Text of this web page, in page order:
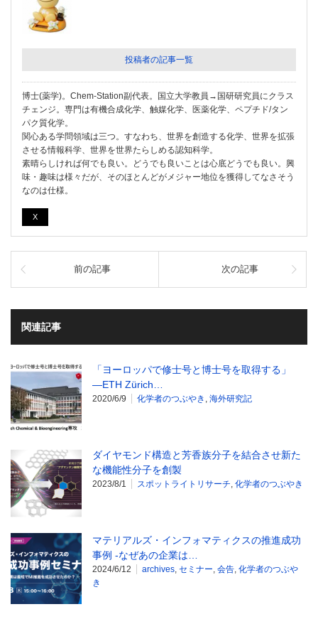
投稿者の記事一覧
博士(薬学)。Chem-Station副代表。国立大学教員→国研研究員にクラス
チェンジ。専門は有機合成化学、触媒化学、医薬化学、ペプチド/タン
パク質化学。
関心ある学問領域は三つ。すなわち、世界を創造する化学、世界を拡張
させる情報科学、世界を世界たらしめる認知科学。
素晴らしければ何でも良い。どうでも良いことは心底どうでも良い。興
味・趣味は様々だが、そのほとんどがメジャー地位を獲得してなさそう
なのは仕様。
X
前の記事 次の記事
関連記事
「ヨーロッパで修士号と博士号を取得する」
―ETH Zürich…
2020/6/9 化学者のつぶやき , 海外研究記
ダイヤモンド構造と芳香族分子を結合させ新た
な機能性分子を創製
2023/8/1 スポットライトリサーチ, 化学者のつぶやき
マテリアルズ・インフォマティクスの推進成功
事例 -なぜあの企業は…
2024/6/12 archives, セミナー, 会告, 化学者のつぶや
き